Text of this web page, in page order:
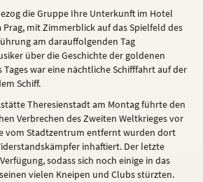
die Gruppe Ihre Unterkunft im Hotel
mit Zimmerblick auf das Spielfeld des
am darauffolgenden Tag
über die Geschichte der goldenen
Tages war eine nächtliche Schifffahrt auf der
Schiff.
Theresienstadt am Montag führte den
Verbrechen des Zweiten Weltkrieges vor
vom Stadtzentrum entfernt wurden dort
inhaftiert. Der letzte
sodass sich noch einige in das
vielen Kneipen und Clubs stürzten.